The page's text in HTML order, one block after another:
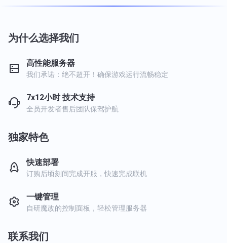
为什么选择我们
高性能服务器
我们承诺：绝不超开！确保游戏运行流畅稳定
7x12小时 技术支持
全员开发者售后团队保驾护航
独家特色
快速部署
订购后顷刻间完成开服，快速完成联机
一键管理
自研魔改的控制面板，轻松管理服务器
联系我们